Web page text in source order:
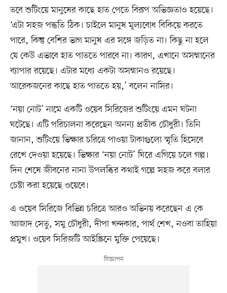
তবে শুটিংয়ে মানুষের কাছে হাত পেতে বিরূপ অভিজ্ঞতাও হয়েছে।
‘এটা সহজ পদ্ধতি ঠিক। চাইলে মানুষ মূল্যবোধ বিকিয়ে করতে
পারে, কিন্তু বেশির ভাগ মানুষ এর সঙ্গে জড়িত না। কিছু না হলে
যে কেউ এভাবে হাত পাততে পারবে না। কারণ, এখানে অসম্মানের
ব্যাপার রয়েছে। এটার মধ্যে একটা অসম্মানও রয়েছে।
আরেকজনের কাছে হাত পাততে হয়,’ বলেন নাসির।
‘নয়া নোট’ নামে একটি ওয়েব সিরিজের শুটিংয়ে এমন ঘটনা
ঘটেছে। এটি পরিচালনা করেছেন অনন্য প্রতীক চৌধুরী। তিনি
জানান, শুটিংয়ে ভিক্ষার চরিত্রে পাওয়া টাকাগুলো স্মৃতি হিসেবে
রেখে দেওয়া হয়েছে। ভিক্ষার ‘নয়া নোট’ ঘিরে এগিয়ে চলে গল্প।
দিন শেষে জীবনের নানা উপলব্ধির কথাই গল্পে সহজ করে বলার
চেষ্টা করা হয়েছে ওয়েবে।
এ ওয়েব সিরিজে বিভিন্ন চরিত্রে আরও অভিনয় করেছেন এ কে
আজাদ সেতু, সমু চৌধুরী, দীপা খন্দকার, পার্থ শেখ, নওবা তাহিয়া
প্রমুখ। ওয়েব সিরিজটি আইস্ক্রিনে মুক্তি পেয়েছে।